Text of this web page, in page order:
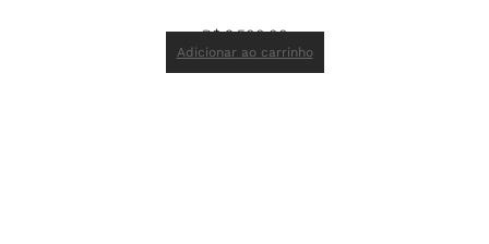
R$9.500,00
Adicionar ao carrinho